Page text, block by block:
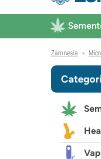
Zamnesia >